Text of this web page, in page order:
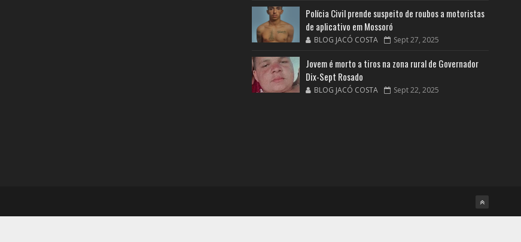
Polícia Civil prende suspeito de roubos a motoristas
de aplicativo em Mossoró
BLOG JACÓ COSTA Sept 27, 2025
Jovem é morto a tiros na zona rural de Governador
Dix-Sept Rosado
BLOG JACÓ COSTA Sept 22, 2025